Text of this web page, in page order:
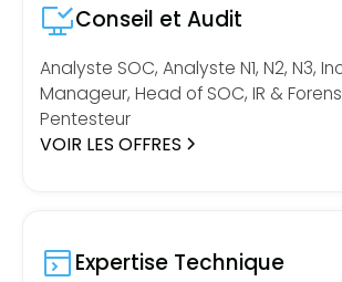
Conseil et Audit
Analyste SOC, Analyste N1, N2, N3,
Manageur, Head of SOC, IR &
Pentesteur
VOIR LES OFFRES
Expertise Technique